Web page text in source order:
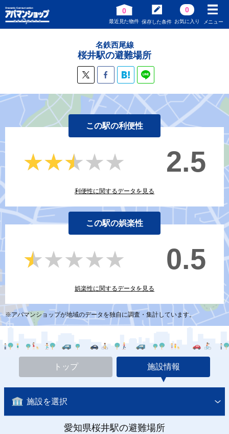
0
最近見た物件 保存した条件
0
お気に入り メニュー
名鉄西尾線
桜井駅の避難場所
この駅の利便性
★★★★★
★★★★★ 2.5
利便性に関するデータを見る
この駅の娯楽性
★★★★★
★★★★★ 0.5
娯楽性に関するデータを見る
※アパマンショップが地域のデータを独自に調査・集計しています。
トップ 施設情報
施設を選択
愛知県桜井駅の避難場所